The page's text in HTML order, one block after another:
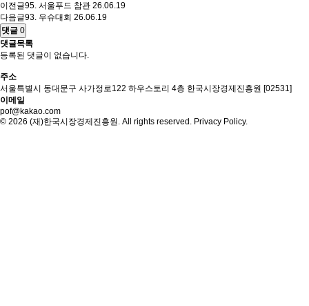
이전글95. 서울푸드 참관 26.06.19
다음글93. 우슈대회 26.06.19
댓글 0
댓글목록
등록된 댓글이 없습니다.
주소
서울특별시 동대문구 사가정로122 하우스토리 4층 한국시장경제진흥원 [02531]
이메일
pof@kakao.com
© 2026 (재)한국시장경제진흥원. All rights reserved. Privacy Policy.